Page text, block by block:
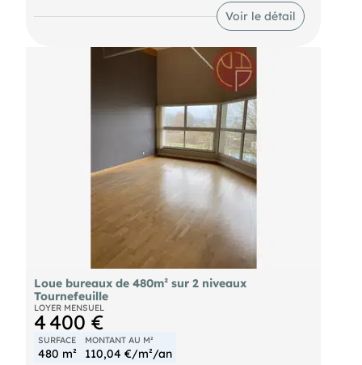
niveaux, lumineux, grande salle de réunion,
espace accueil, espace pause, très belles
prestations, climatisation réversible, fibre optique,
parking, portail électrique, site sécurisé, idéal
pour bureaux siège, disponibilité immediate.
Voir le détail
Loue bureaux de 480m² sur 2 niveaux
Tournefeuille
LOYER MENSUEL
4 400 €
SURFACE
480 m²
MONTANT AU M²
110,04 €/m²/an